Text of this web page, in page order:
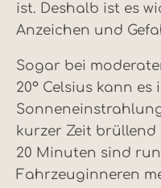
ist. Deshalb ist es
Anzeichen und
Sogar bei
20° Celsius kann
kurzer Zeit brüllend
20 Minuten sind
Fahrzeuginneren